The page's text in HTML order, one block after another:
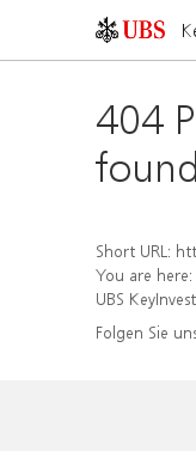
404
found
Short URL:
You are here:
UBS
Folgen Sie